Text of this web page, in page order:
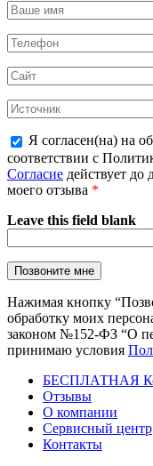
Я согласен(на) на
соответствии с
Согласие действует до
моего отзыва *
Leave this field blank
Нажимая кнопку
обработку моих
законом №152-ФЗ “О
принимаю условия
БЕСПЛАТНАЯ
Отзывы
О компании
Сервисный центр
Контакты